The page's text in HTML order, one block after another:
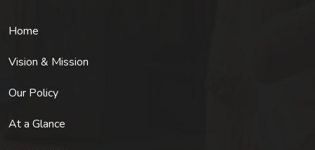
Home
Vision & Mission
Our Policy
At a Glance